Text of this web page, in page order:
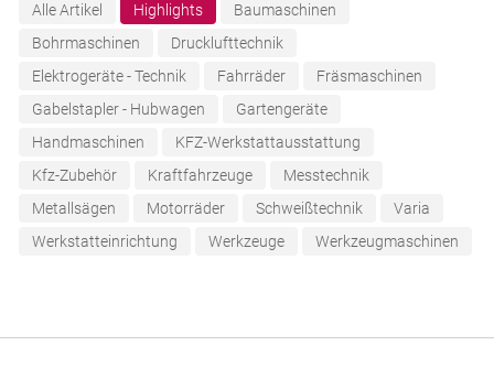
Alle Artikel Highlights
Baumaschinen
Bohrmaschinen
Drucklufttechnik
Elektrogeräte - Technik
Fahrräder
Fräsmaschinen
Gabelstapler - Hubwagen
Gartengeräte
Handmaschinen
KFZ-Werkstattausstattung
Kfz-Zubehör
Kraftfahrzeuge
Messtechnik
Metallsägen
Motorräder Schweißtechnik
Varia
Werkstatteinrichtung
Werkzeuge Werkzeugmaschinen